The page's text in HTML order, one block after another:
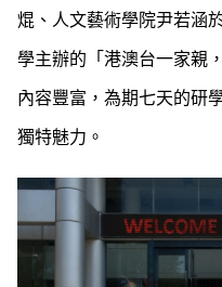
焜、人文藝術學院尹若涵
學主辦的「港澳台一家親
內容豐富，為期七天的研
獨特魅力。